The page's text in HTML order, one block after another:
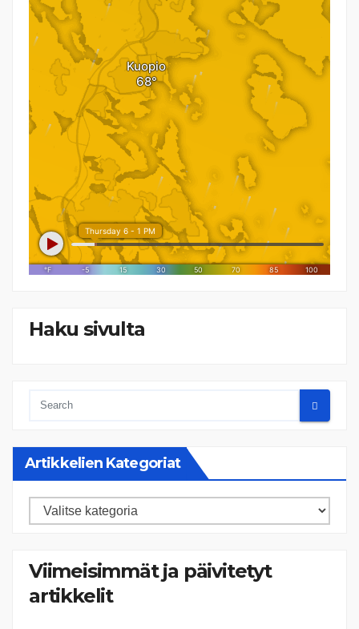
Haku sivulta
Artikkelien Kategoriat
Artikkelien
Viimeisimmät ja päivitetyt
artikkelit